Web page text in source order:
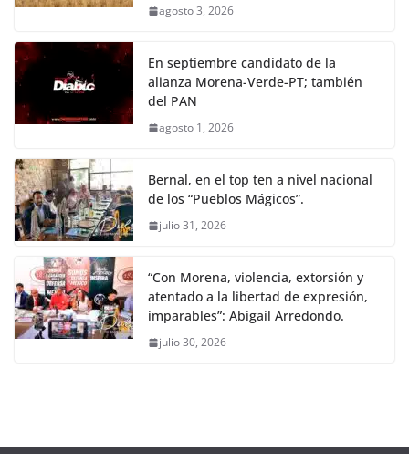
agosto 3, 2026
En septiembre candidato de la
alianza Morena-Verde-PT; también
del PAN
agosto 1, 2026
Bernal, en el top ten a nivel nacional
de los “Pueblos Mágicos”.
julio 31, 2026
“Con Morena, violencia, extorsión y
atentado a la libertad de expresión,
imparables”: Abigail Arredondo.
julio 30, 2026